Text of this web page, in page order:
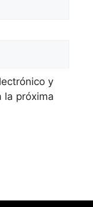
y
la próxima